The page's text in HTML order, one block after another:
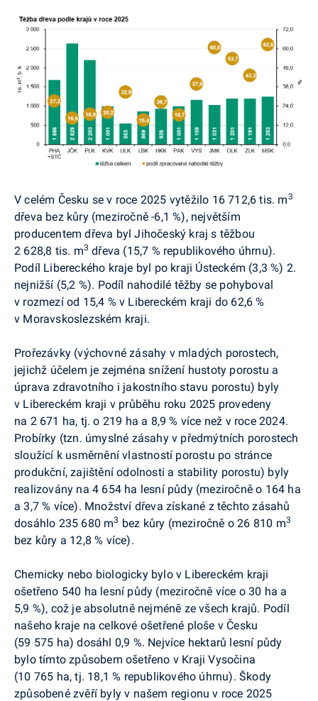
V celém Česku se v roce 2025 vytěžilo 16 712,6 tis. m3
dřeva bez kůry (meziročně -6,1 %), největším
producentem dřeva byl Jihočeský kraj s těžbou
2 628,8 tis. m3 dřeva (15,7 % republikového úhrnu).
Podíl Libereckého kraje byl po kraji Ústeckém (3,3 %) 2.
nejnižší (5,2 %). Podíl nahodilé těžby se pohyboval
v rozmezí od 15,4 % v Libereckém kraji do 62,6 %
v Moravskoslezském kraji.
Prořezávky (výchovné zásahy v mladých porostech,
jejichž účelem je zejména snížení hustoty porostu a
úprava zdravotního i jakostního stavu porostu) byly
v Libereckém kraji v průběhu roku 2025 provedeny
na 2 671 ha, tj. o 219 ha a 8,9 % více než v roce 2024.
Probírky (tzn. úmyslné zásahy v předmýtních porostech
sloužící k usměrnění vlastností porostu po stránce
produkční, zajištění odolnosti a stability porostu) byly
realizovány na 4 654 ha lesní půdy (meziročně o 164 ha
a 3,7 % více). Množství dřeva získané z těchto zásahů
dosáhlo 235 680 m3 bez kůry (meziročně o 26 810 m3
bez kůry a 12,8 % více).
Chemicky nebo biologicky bylo v Libereckém kraji
ošetřeno 540 ha lesní půdy (meziročně více o 30 ha a
5,9 %), což je absolutně nejméně ze všech krajů. Podíl
našeho kraje na celkové ošetřené ploše v Česku
(59 575 ha) dosáhl 0,9 %. Nejvíce hektarů lesní půdy
bylo tímto způsobem ošetřeno v Kraji Vysočina
(10 765 ha, tj. 18,1 % republikového úhrnu). Škody
způsobené zvěří byly v našem regionu v roce 2025